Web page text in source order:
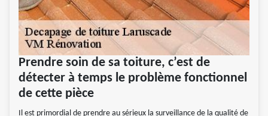
Prendre soin de sa toiture, c’est de
détecter à temps le problème fonctionnel
de cette pièce
Il est primordial de prendre au sérieux la surveillance de la qualité de